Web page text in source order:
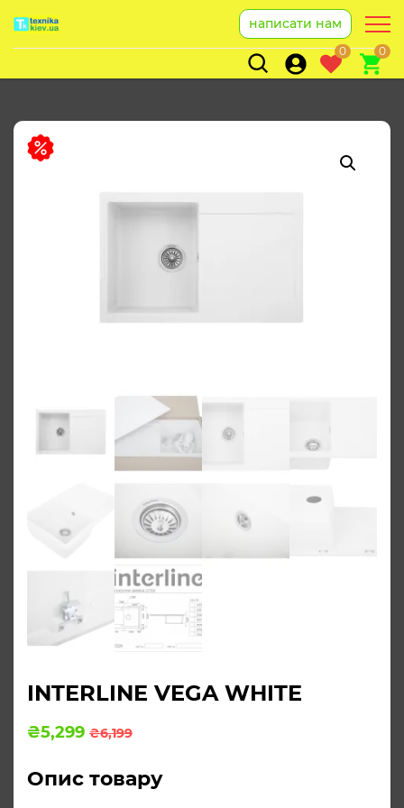
написати нам
0 0
INTERLINE VEGA WHITE
₴6,199
Оригінальна
₴5,299
Поточна
Опис товару